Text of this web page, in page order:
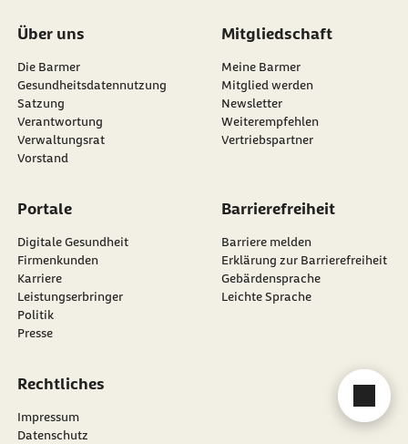
Über uns
Die Barmer
Gesundheitsdatennutzung
Satzung
Verantwortung
Verwaltungsrat
Vorstand
Mitgliedschaft
Meine Barmer
Mitglied werden
Newsletter
externer Link:
Weiterempfehlen
Vertriebspartner
Portale
Digitale Gesundheit
Firmenkunden
Karriere
Leistungserbringer
Politik
Presse
Barrierefreiheit
Barriere melden
Erklärung zur Barrierefreiheit
Gebärdensprache
Leichte Sprache
Rechtliches
Impressum
Datenschutz